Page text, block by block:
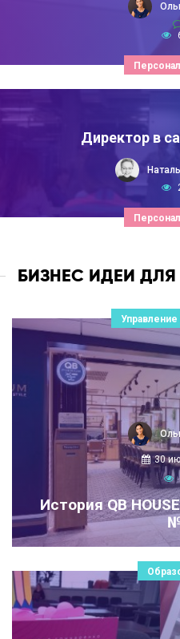
Директор в
БИЗНЕС ИДЕИ
Управление
30
История QB